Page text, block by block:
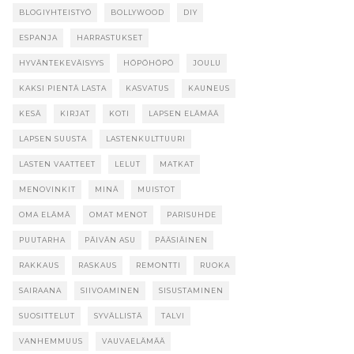
BLOGIYHTEISTYÖ BOLLYWOOD DIY
ESPANJA HARRASTUKSET
HYVÄNTEKEVÄISYYS HÖPÖHÖPÖ JOULU
KAKSI PIENTÄ LASTA KASVATUS KAUNEUS
KESÄ KIRJAT KOTI LAPSEN ELÄMÄÄ
LAPSEN SUUSTA LASTENKULTTUURI
LASTEN VAATTEET LELUT MATKAT
MENOVINKIT MINÄ MUISTOT
OMA ELÄMÄ OMAT MENOT PARISUHDE
PUUTARHA PÄIVÄN ASU PÄÄSIÄINEN
RAKKAUS RASKAUS REMONTTI RUOKA
SAIRAANA SIIVOAMINEN SISUSTAMINEN
SUOSITTELUT SYVÄLLISTÄ TALVI
VANHEMMUUS VAUVAELÄMÄÄ